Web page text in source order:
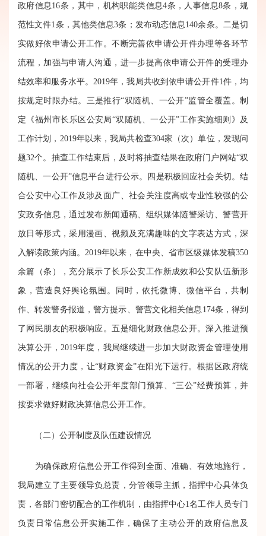
政府信息16条，其中，机构职能类信息4条，人事信息8条，规
范性文件1条，其他类信息3条；发布动态信息140余条。 二是切
实做好依申请公开工作。不断完善依申请公开件办理等各环节
流程，加强与申请人沟通，进一步提高依申请公开件的受理办
结效率和服务水平。2019年，我局共收到依申请公开件1件，均
按规定时限办结。 三是推行“双随机、一公开”监管全覆盖。制
定《福州市长乐区公安局“双随机、一公开”工作实施细则》及
工作计划，2019年以来，我局共检查304家（次）单位，发现问
题32个。抽查工作结束后，及时将抽查结果在政府门户网站“双
随机、一公开”信息平台进行公示。 四是积极回应社会关切。结
合公安中心工作及涉及面广、社会关注度高或专业性较强的公
安政务信息，通过发布新闻通稿、组织媒体随警采访、警营开
放日等形式，采用漫画、视频及充满趣味的文字表达方式，深
入解读政策内涵。2019年以来，在中央、省市区级媒体发稿350
余篇（条），充分展示了长乐公安工作新成效和公安队伍新形
象，营造良好舆论氛围。同时，依托微博、微信平台，共制
作、转发警务报道，警方提示、警营文化相关信息174条，得到
了网民朋友的积极响应。五是细化财政信息公开。深入推进预
决算公开，2019年度，我局继续进一步加大财政资金管理使用
情况的公开力度，让“财政资金”在阳光下运行。根据区政府统
一部署，继续向社会公开年度部门预算、“三公”经费预算，并
按要求做好财政决算信息公开工作。
（二）公开制度及队伍建设情况
为确保政府信息公开工作得到全面、准确、有效地施行，
我局建立了主要领导负总责，分管领导主抓，指挥中心具体负
责，各部门密切配合的工作机制，由指挥中心1名工作人员专门
负责日常信息公开实施工作，确保了主动公开的政府信息及